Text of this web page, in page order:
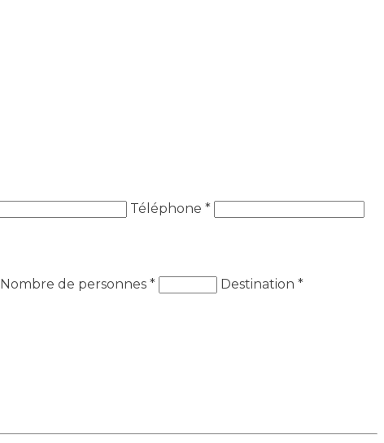
Téléphone *
Nombre de personnes * Destination *